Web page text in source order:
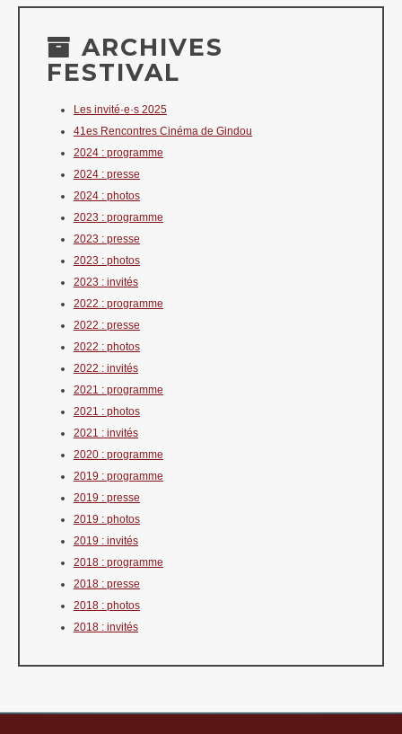
ARCHIVES
FESTIVAL
Les invité·e·s 2025
41es Rencontres Cinéma de Gindou
2024 : programme
2024 : presse
2024 : photos
2023 : programme
2023 : presse
2023 : photos
2023 : invités
2022 : programme
2022 : presse
2022 : photos
2022 : invités
2021 : programme
2021 : photos
2021 : invités
2020 : programme
2019 : programme
2019 : presse
2019 : photos
2019 : invités
2018 : programme
2018 : presse
2018 : photos
2018 : invités